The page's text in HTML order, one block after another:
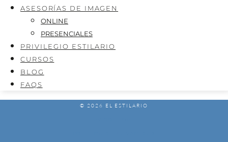
ASESORÍAS DE IMAGEN
ONLINE
PRESENCIALES
PRIVILEGIO ESTILARIO
CURSOS
BLOG
FAQS
© 2026 EL ESTILARIO